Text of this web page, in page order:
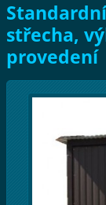
střecha,
provedení